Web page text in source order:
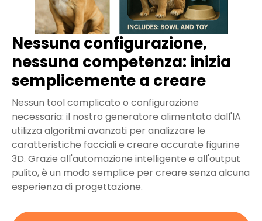
Nessuna configurazione,
nessuna competenza: inizia
semplicemente a creare
Nessun tool complicato o configurazione
necessaria: il nostro generatore alimentato dall'IA
utilizza algoritmi avanzati per analizzare le
caratteristiche facciali e creare accurate figurine
3D. Grazie all'automazione intelligente e all'output
pulito, è un modo semplice per creare senza alcuna
esperienza di progettazione.